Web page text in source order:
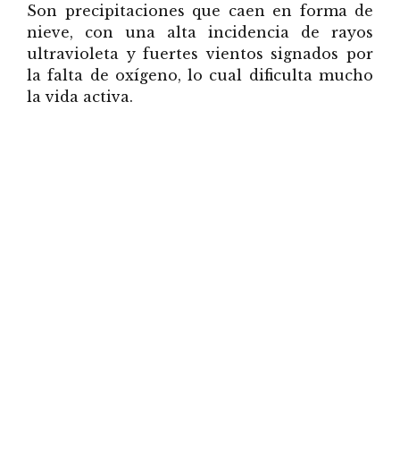
Son precipitaciones que caen en forma de
nieve, con una alta incidencia de rayos
ultravioleta y fuertes vientos signados por
la falta de oxígeno, lo cual dificulta mucho
la vida activa.